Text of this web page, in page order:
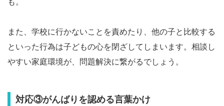
も。
また、学校に行かないことを責めたり、他の子と比較する
といった行為は子どもの心を閉ざしてしまいます。相談し
やすい家庭環境が、問題解決に繋がるでしょう。
対応③がんばりを認める言葉かけ